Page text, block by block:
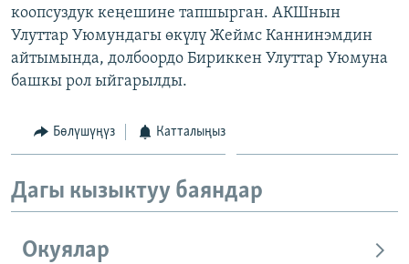
коопсуздук кеңешине тапшырган. АКШнын
Улуттар Уюмундагы өкүлү Жеймс Каннинэмдин
айтымында, долбоордо Бириккен Улуттар Уюмуна
башкы рол ыйгарылды.
Бөлүшүңүз Катталыңыз
Дагы кызыктуу баяндар
Окуялар